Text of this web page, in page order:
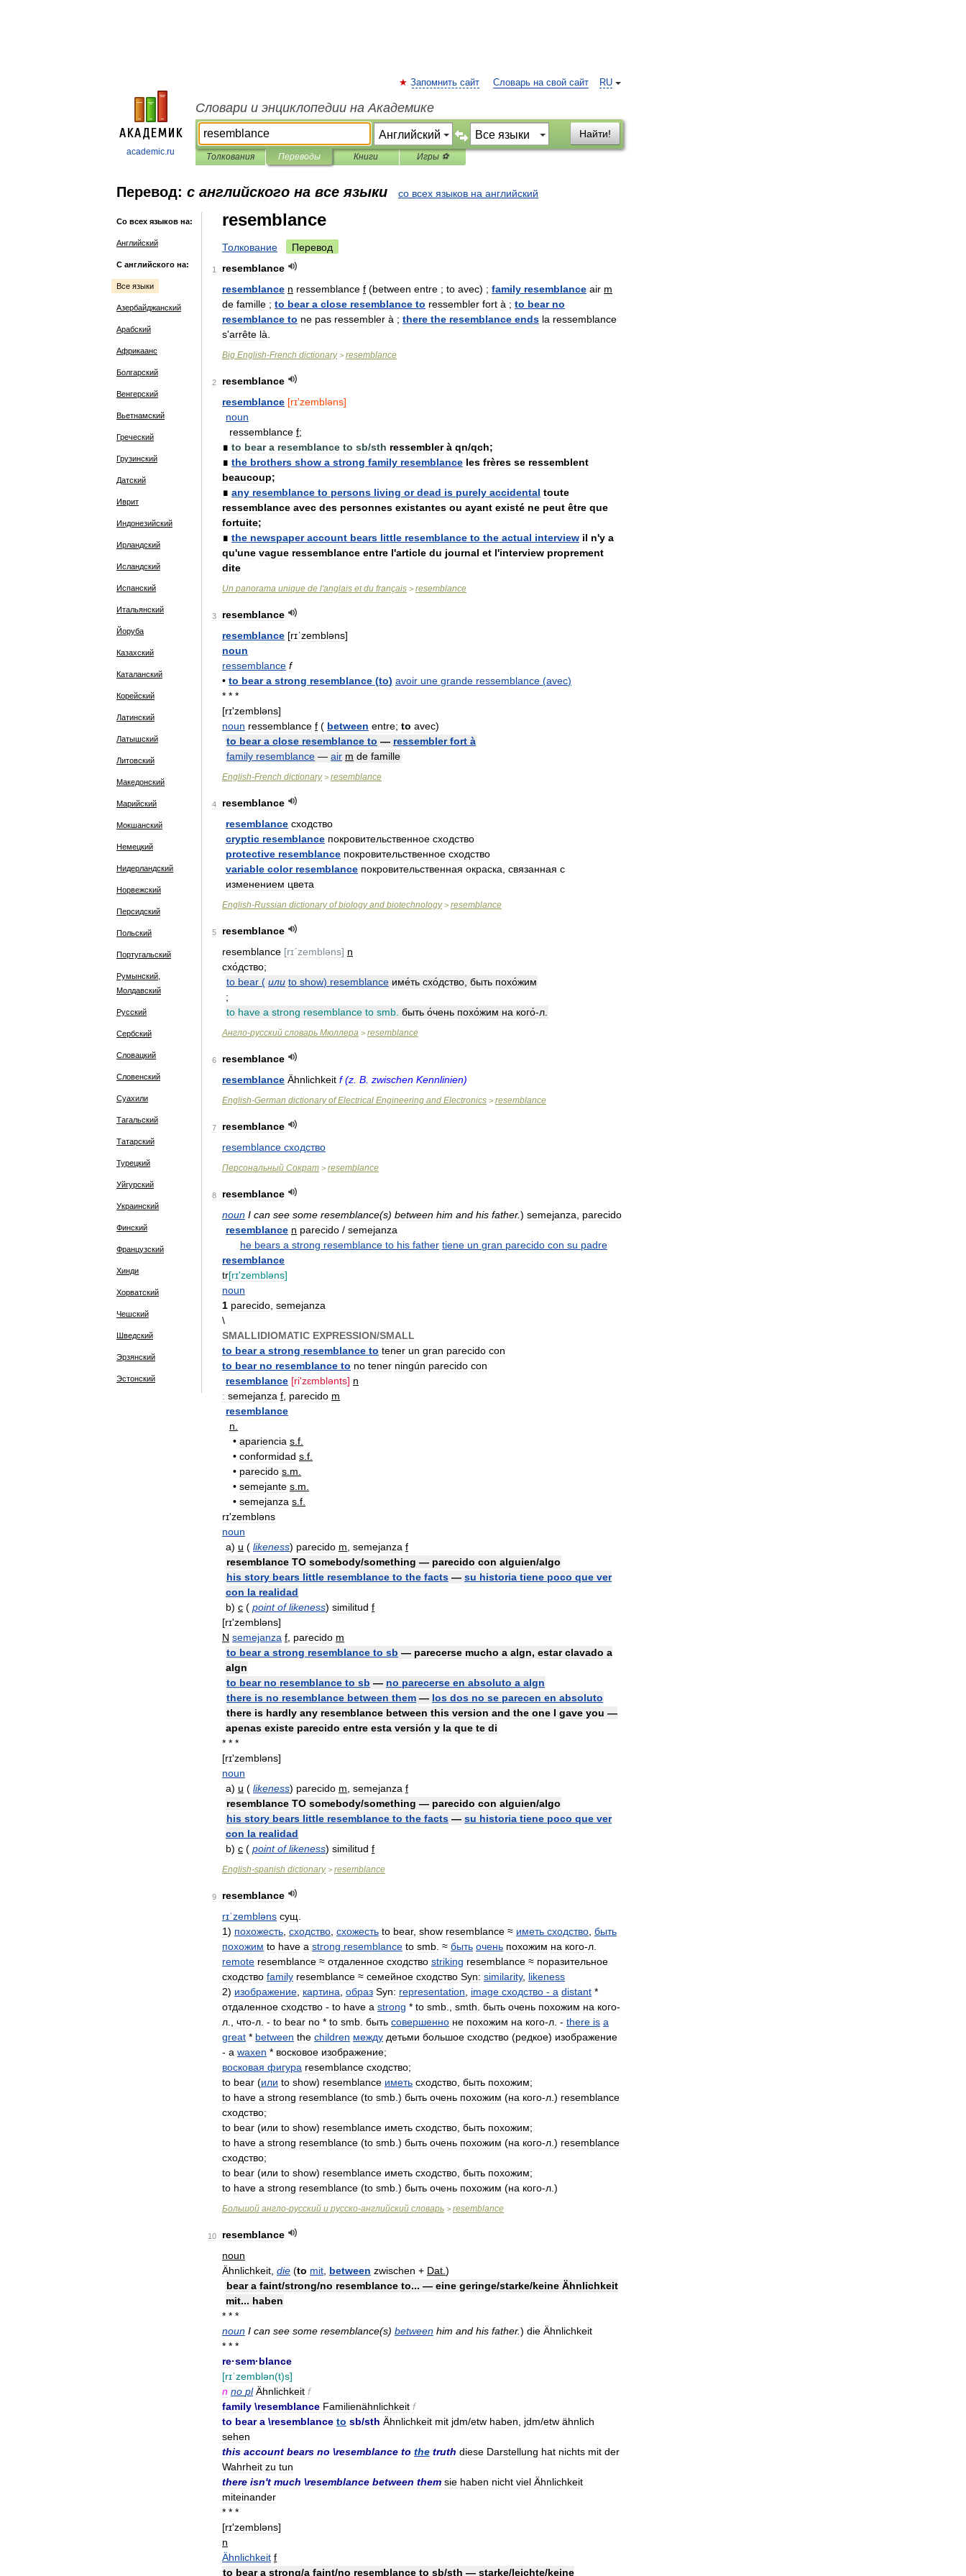
academic.ru
RU
Запомнить сайт Словарь на свой сайт
Словари и энциклопедии на Академике
Найти!
Толкования Переводы Книги Игры ⚽
Перевод: с английского на все языки со всех языков на английский
Со всех языков на:
Английский
С английского на:
Все языки
Азербайджанский
Арабский
Африкаанс
Болгарский
Венгерский
Вьетнамский
Греческий
Грузинский
Датский
Иврит
Индонезийский
Ирландский
Исландский
Испанский
Итальянский
Йоруба
Казахский
Каталанский
Корейский
Латинский
Латышский
Литовский
Македонский
Марийский
Мокшанский
Немецкий
Нидерландский
Норвежский
Персидский
Польский
Португальский
Румынский,
Молдавский
Русский
Сербский
Словацкий
Словенский
Суахили
Тагальский
Татарский
Турецкий
Уйгурский
Украинский
Финский
Французский
Хинди
Хорватский
Чешский
Шведский
Эрзянский
Эстонский
resemblance
Толкование Перевод
1
resemblance
resemblance n ressemblance f (between entre ; to avec) ; family resemblance air m
de famille ; to bear a close resemblance to ressembler fort à ; to bear no
resemblance to ne pas ressembler à ; there the resemblance ends la ressemblance
s'arrête là
Big English-French dictionary> resemblance
2
resemblance
resemblance [rɪ'zembləns]
noun
ressemblance f;
∎ to bear a resemblance to sb/sth ressembler à qn/qch;
∎ the brothers show a strong family resemblance les frères se ressemblent
beaucoup;
∎ any resemblance to persons living or dead is purely accidental toute
ressemblance avec des personnes existantes ou ayant existé ne peut être que
fortuite;
∎ the newspaper account bears little resemblance to the actual interview il n'y a
qu'une vague ressemblance entre l'article du journal et l'interview proprement
dite
Un panorama unique de l'anglais et du français > resemblance
3
resemblance
resemblance [rɪˈzembləns]
noun
ressemblance f
• to bear a strong resemblance (to) avoir une grande ressemblance (avec)
* * *
[rɪ'zembləns]
noun ressemblance f ( between entre; to avec)
to bear a close resemblance to — ressembler fort à
family resemblance — air m de famille
English-French dictionary> resemblance
4
resemblance
resemblance сходство
cryptic resemblance покровительственное сходство
protective resemblance покровительственное сходство
variable color resemblance покровительственная окраска связанная с
изменением цвета
English-Russian dictionary of biology and biotechnology> resemblance
5
resemblance
resemblance [rɪˊzembləns] n
схо́дство;
to bear ( или to show) resemblance име́ть схо́дство быть похо́жим
;
to have a strong resemblance to smb быть о́чень похо́жим на кого́-л
Англо-русский словарь Мюллера > resemblance
6
resemblance
resemblance Ähnlichkeit f(z B zwischen Kennlinien)
English-German dictionary of Electrical Engineering and Electronics > resemblance
7
resemblance
resemblance сходство
Персональный Сократ > resemblance
8
resemblance
noun I can see some resemblance(s) between him and his father.) semejanza
parecido
resemblance n parecido / semejanza
he bears a strong resemblance to his father tiene un gran parecido con su padre
resemblance
tr[rɪ'zembləns]
noun
1 parecido semejanza
\
SMALLIDIOMATIC EXPRESSION/SMALL
to bear a strong resemblance to tener un gran parecido con
to bear no resemblance to no tener ningún parecido con
resemblance [ri'zɛmblənts] n
: semejanza f parecido m
resemblance
n
• apariencia s f
• conformidad s f
• parecido s m
• semejante s m
• semejanza s f
rɪ'zembləns
noun
a) u ( likeness) parecido m semejanza f
resemblance TO somebody/something — parecido con alguien/algo
his story bears little resemblance to the facts — su historia tiene poco que ver
con la realidad
b) c ( point of likeness) similitud f
[rɪ'zemblǝns]
N semejanza f parecido m
to bear a strong resemblance to sb — parecerse mucho a algn, estar clavado a
algn
to bear no resemblance to sb — no parecerse en absoluto a algn
there is no resemblance between them — los dos no se parecen en absoluto
there is hardly any resemblance between this version and the one I gave you —
apenas existe parecido entre esta versión y la que te di
* * *
[rɪ'zembləns]
noun
a) u ( likeness) parecido m semejanza f
resemblance TO somebody/something — parecido con alguien/algo
his story bears little resemblance to the facts — su historia tiene poco que ver
con la realidad
b) c ( point of likeness) similitud f
English-spanish dictionary> resemblance
9
resemblance
rɪˈzembləns сущ
1) похожесть сходство схожесть to bear, show resemblance ≈ иметь сходство быть
похожим to have a strong resemblance to smb . ≈ быть очень похожим на кого-л
remote resemblance ≈ отдаленное сходство striking resemblance ≈ поразительное
сходство family resemblance ≈ семейное сходство Syn: similarity, likeness
2) изображение картина образ Syn: representation image сходство - a distant *
отдаленное сходство - to have a strong * to smb smth быть очень похожим на кого-
л
что-л . - to bear no * to smb быть совершенно не похожим на кого-л . - there is a
great * between the children между детьми большое сходство (редкое) изображение
- a waxen * восковое изображение;
восковая фигура resemblance сходство;
to bear (или to show) resemblance иметь сходство быть похожим;
to have a strong resemblance (to smb .) быть очень похожим (на кого-л .) resemblance
сходство;
to bear (или to show) resemblance иметь сходство быть похожим;
to have a strong resemblance (to smb .) быть очень похожим (на кого-л .) resemblance
сходство;
to bear (или to show) resemblance иметь сходство быть похожим;
to have a strong resemblance (to smb .) быть очень похожим (на кого-л .)
Большой англо-русский и русско-английский словарь > resemblance
10
resemblance
noun
Ähnlichkeit die (to mit between zwischen + Dat )
bear a faint/strong/no resemblance to... — eine geringe/starke/keine Ähnlichkeit
mit... haben
* * *
noun I can see some resemblance(s) between him and his father.) die Ähnlichkeit
* * *
re·sem·blance
[rɪˈzemblən(t)s]
n no pl Ähnlichkeit f
family \resemblance Familienähnlichkeit f
to bear a \resemblance to sb/sth Ähnlichkeit mit jdm/etw haben jdm/etw ähnlich
sehen
this account bears no \resemblance to the truth diese Darstellung hat nichts mit der
Wahrheit zu tun
there isn't much \resemblance between them sie haben nicht viel Ähnlichkeit
miteinander
* * *
[rɪ'zembləns]
n
Ähnlichkeit f
to bear a strong/a faint/no resemblance to sb/sth — starke/leichte/keine